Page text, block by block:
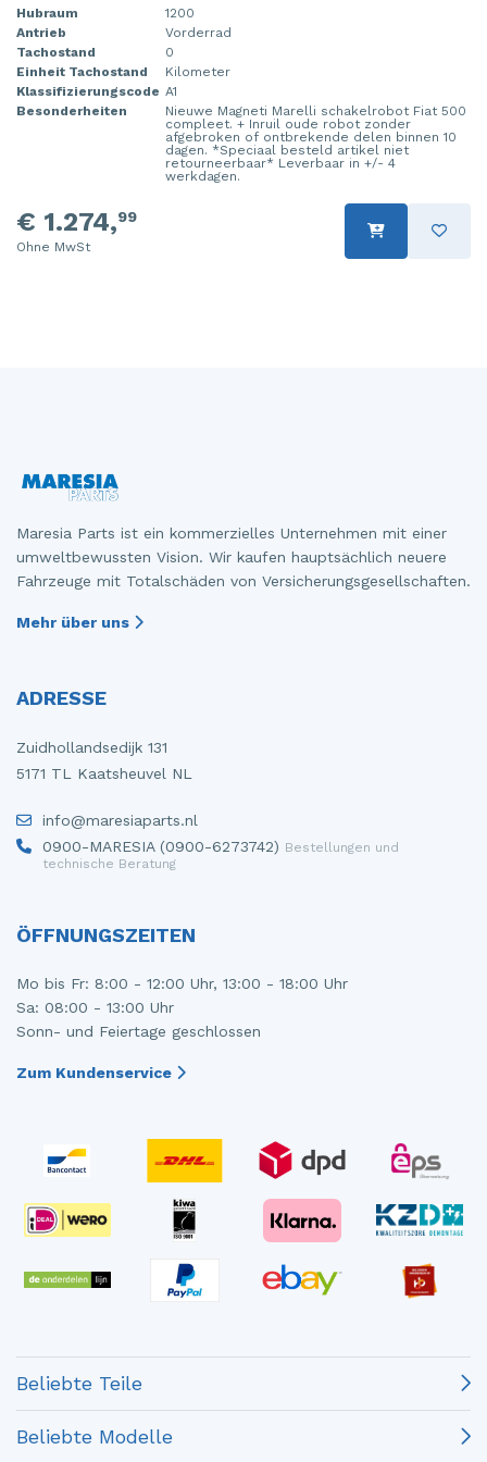
Hubraum
1200
Antrieb
Vorderrad
Tachostand
0
Einheit Tachostand
Kilometer
Klassifizierungscode A1
Besonderheiten
Nieuwe Magneti Marelli schakelrobot Fiat 500
compleet. + Inruil oude robot zonder
afgebroken of ontbrekende delen binnen 10
dagen. *Speciaal besteld artikel niet
retourneerbaar* Leverbaar in +/- 4
werkdagen.
€ 1.274,99
Ohne MwSt
Maresia Parts ist ein kommerzielles Unternehmen mit einer
umweltbewussten Vision. Wir kaufen hauptsächlich neuere
Fahrzeuge mit Totalschäden von Versicherungsgesellschaften.
Mehr über uns
ADRESSE
Zuidhollandsedijk 131
5171 TL Kaatsheuvel NL
info@maresiaparts.nl
0900-MARESIA (0900-6273742) Bestellungen und
technische Beratung
ÖFFNUNGSZEITEN
Mo bis Fr: 8:00 - 12:00 Uhr, 13:00 - 18:00 Uhr
Sa: 08:00 - 13:00 Uhr
Sonn- und Feiertage geschlossen
Zum Kundenservice
Beliebte Teile
Beliebte Modelle
Steuergerät Motormanagement
Steuergerät Motormanagement
Stoßdämpferstrebe links vorne
Stoßdämpferstrebe rechts vorne
Tür 2-türig links
Tür 4-türig links hinten
Tür 4-türig links vorne
Tür 4-türig rechts hinten
Tür 4-türig rechts vorne